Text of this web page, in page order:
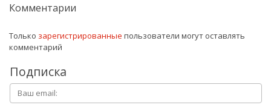
Комментарии
Только зарегистрированные пользователи могут оставлять
комментарий
Подписка